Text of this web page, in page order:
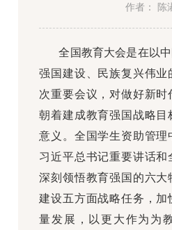
作者： 陈
全国教育大会是在以
强国建设、民族复兴伟业
次重要会议，对做好新时
朝着建成教育强国战略目
意义。全国学生资助管理
习近平总书记重要讲话和
深刻领悟教育强国的六大
建设五方面战略任务，加
量发展，以更大作为为